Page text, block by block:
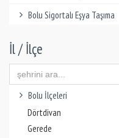
Bolu Sigortalı Eşya Taşıma
İl / İlçe
Bolu İlçeleri
Dörtdivan
Gerede